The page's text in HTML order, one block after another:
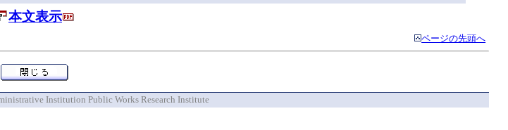
本文表示
ページの先頭へ
Institution Public Works Research Institute